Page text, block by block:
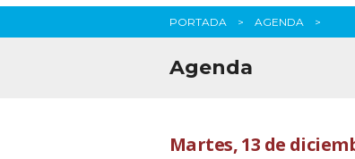
PORTADA AGENDA
Agenda
Martes, 13 de